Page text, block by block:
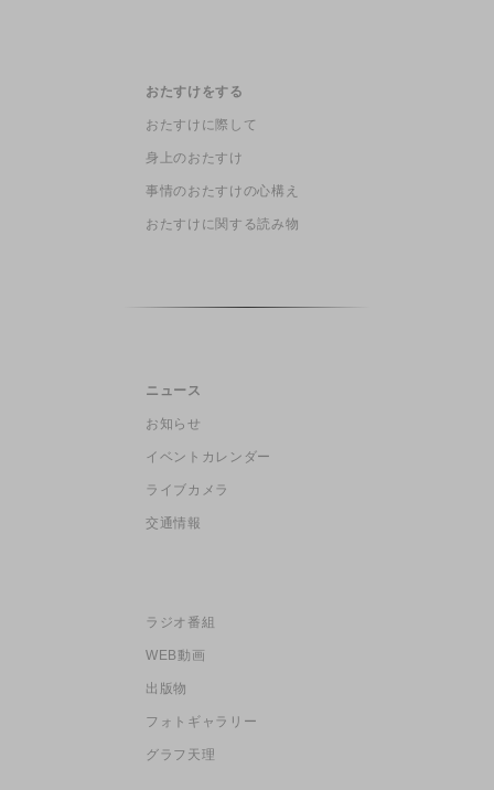
おたすけをする
おたすけに際して
身上のおたすけ
事情のおたすけの心構え
おたすけに関する読み物
ニュース
お知らせ
イベントカレンダー
ライブカメラ
交通情報
ラジオ番組
WEB動画
出版物
フォトギャラリー
グラフ天理